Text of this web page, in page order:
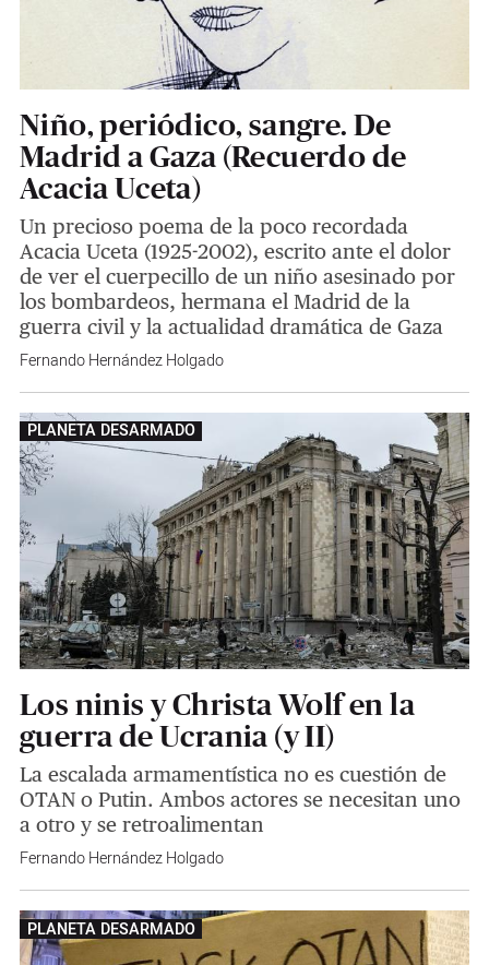
Niño, periódico, sangre. De
Madrid a Gaza (Recuerdo de
Acacia Uceta)
Un precioso poema de la poco recordada
Acacia Uceta (1925-2002), escrito ante el dolor
de ver el cuerpecillo de un niño asesinado por
los bombardeos, hermana el Madrid de la
guerra civil y la actualidad dramática de Gaza
Fernando Hernández Holgado
PLANETA DESARMADO
Los ninis y Christa Wolf en la
guerra de Ucrania (y II)
La escalada armamentística no es cuestión de
OTAN o Putin. Ambos actores se necesitan uno
a otro y se retroalimentan
Fernando Hernández Holgado
PLANETA DESARMADO